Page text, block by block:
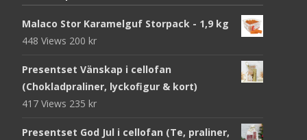
Malaco Stor Karamelguf Storpack - 1,9 kg
448 Views 200 kr
Presentset Vänskap i cellofan
(Chokladpraliner, lyckofigur & kort)
417 Views 235 kr
Presentset God Jul i cellofan (Te, praliner,